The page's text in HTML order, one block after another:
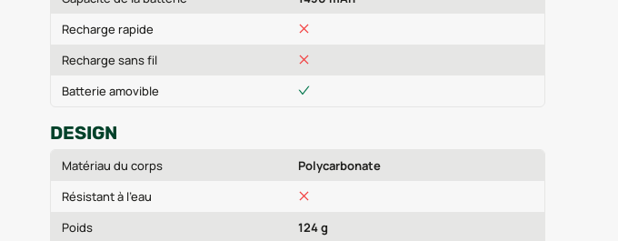
Recharge rapide
Recharge sans fil
Batterie amovible
DESIGN
Matériau du corps
Polycarbonate
Résistant à l'eau
Poids
124 g